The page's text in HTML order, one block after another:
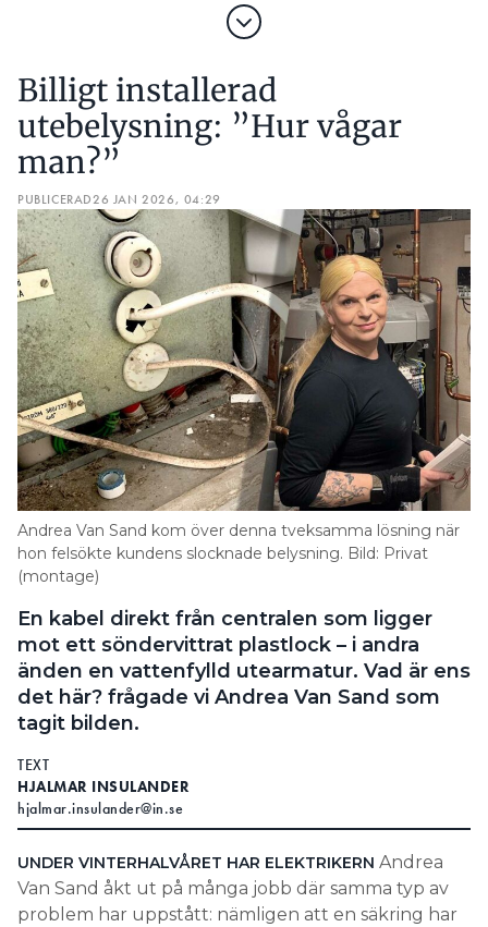
Billigt installerad
utebelysning: ”Hur vågar
man?”
PUBLICERAD26 JAN 2026, 04:29
Andrea Van Sand kom över denna tveksamma lösning när
hon felsökte kundens slocknade belysning. Bild: Privat
(montage)
En kabel direkt från centralen som ligger
mot ett söndervittrat plastlock – i andra
änden en vattenfylld utearmatur. Vad är ens
det här? frågade vi Andrea Van Sand som
tagit bilden.
TEXT
HJALMAR INSULANDER
hjalmar.insulander@in.se
UNDER VINTERHALVÅRET HAR ELEKTRIKERN Andrea
Van Sand åkt ut på många jobb där samma typ av
problem har uppstått: nämligen att en säkring har